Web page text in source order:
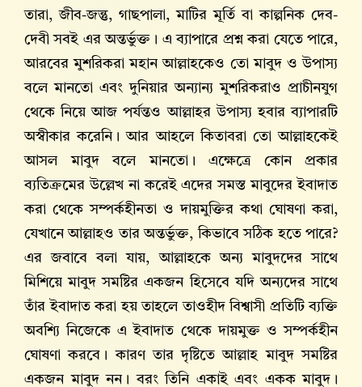
তারা, জীব-জন্তু, গাছপালা, মাটির মূর্তি বা কাল্পনিক দেব-
দেবী সবই এর অন্তর্ভুক্ত। এ ব্যাপারে প্রশ্ন করা যেতে পারে,
আরবের মুশরিকরা মহান আল্লাহকেও তো মাবুদ ও উপাস্য
বলে মানতো এবং দুনিয়ার অন্যান্য মুশরিকরাও প্রাচীনযুগ
থেকে নিয়ে আজ পর্যন্তও আল্লাহর উপাস্য হবার ব্যাপারটি
অস্বীকার করেনি। আর আহলে কিতাবরা তো আল্লাহকেই
আসল মাবুদ বলে মানতো। এক্ষেত্রে কোন প্রকার
ব্যতিক্রমের উল্লেখ না করেই এদের সমস্ত মাবুদের ইবাদাত
করা থেকে সম্পর্কহীনতা ও দায়মুক্তির কথা ঘোষণা করা,
যেখানে আল্লাহও তার অন্তর্ভুক্ত, কিভাবে সঠিক হতে পারে?
এর জবাবে বলা যায়, আল্লাহকে অন্য মাবুদদের সাথে
মিশিয়ে মাবুদ সমষ্টির একজন হিসেবে যদি অন্যদের সাথে
তাঁর ইবাদাত করা হয় তাহলে তাওহীদ বিশ্বাসী প্রতিটি ব্যক্তি
অবশ্যি নিজেকে এ ইবাদাত থেকে দায়মুক্ত ও সম্পর্কহীন
ঘোষণা করবে। কারণ তার দৃষ্টিতে আল্লাহ‌ মাবুদ সমষ্টির
একজন মাবুদ নন। বরং তিনি একাই এবং একক মাবুদ।